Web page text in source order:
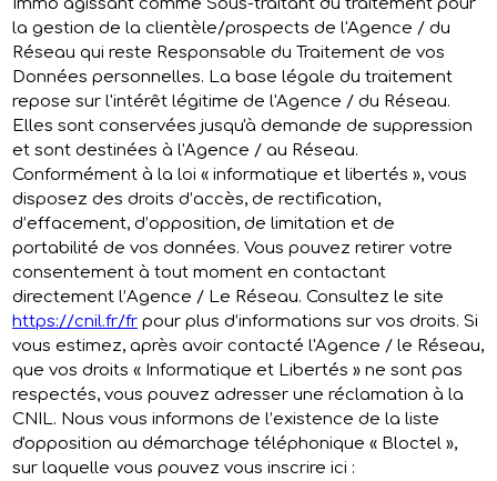
la gestion de la clientèle/prospects de l'Agence / du
Réseau qui reste Responsable du Traitement de vos
Données personnelles. La base légale du traitement
repose sur l'intérêt légitime de l'Agence / du Réseau.
Elles sont conservées jusqu'à demande de suppression
et sont destinées à l'Agence / au Réseau.
Conformément à la loi « informatique et libertés », vous
disposez des droits d’accès, de rectification,
d’effacement, d’opposition, de limitation et de
portabilité de vos données. Vous pouvez retirer votre
consentement à tout moment en contactant
directement l’Agence / Le Réseau. Consultez le site
https://cnil.fr/fr pour plus d’informations sur vos droits. Si
vous estimez, après avoir contacté l'Agence / le Réseau,
que vos droits « Informatique et Libertés » ne sont pas
respectés, vous pouvez adresser une réclamation à la
CNIL. Nous vous informons de l’existence de la liste
d'opposition au démarchage téléphonique « Bloctel »,
sur laquelle vous pouvez vous inscrire ici :